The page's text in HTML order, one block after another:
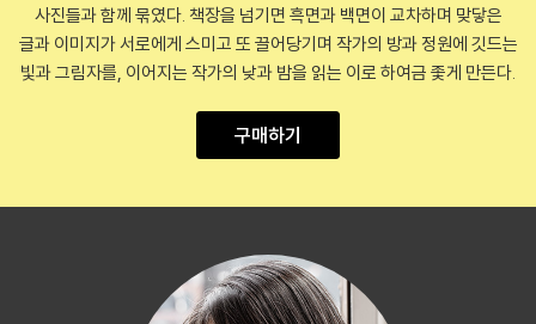
사진들과 함께 묶였다. 책장을 넘기면 흑면과 백면이 교차하며 맞닿은
글과 이미지가 서로에게 스미고 또 끌어당기며 작가의 방과 정원에 깃드는
빛과 그림자를, 이어지는 작가의 낮과 밤을 읽는 이로 하여금 좇게 만든다.
구매하기